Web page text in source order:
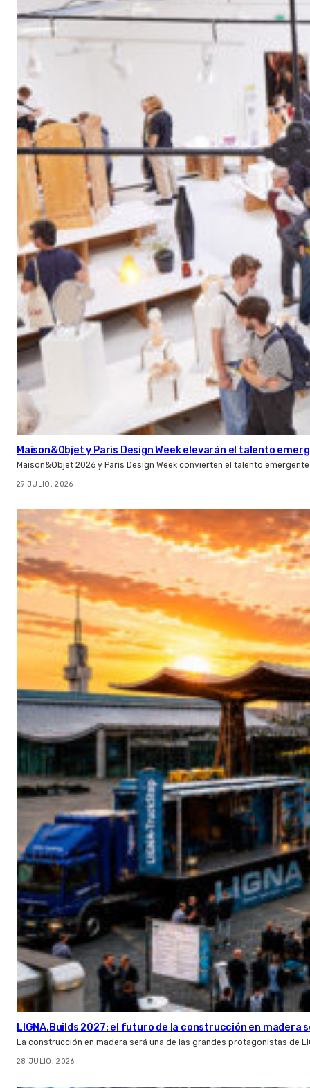
Maison&Objet y Paris Design Week elevarán el talento
Maison&Objet 2026 y Paris Design Week convierten el talento
29 JULIO, 2026
LIGNA.Builds 2027: el futuro de la construcción en madera
La construcción en madera será una de las grandes protagonistas de
28 JULIO, 2026